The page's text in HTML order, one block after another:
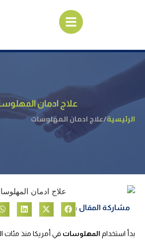
علاج ادمان
الرئيسية/علاج ادمان المهلوسات
مشاركة المقال :
بدأ استخدام المهلوسات في أمريكا منذ مئات